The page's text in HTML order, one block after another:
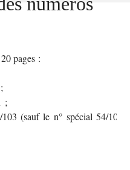
pages :
;
(sauf le n° spécial 54/